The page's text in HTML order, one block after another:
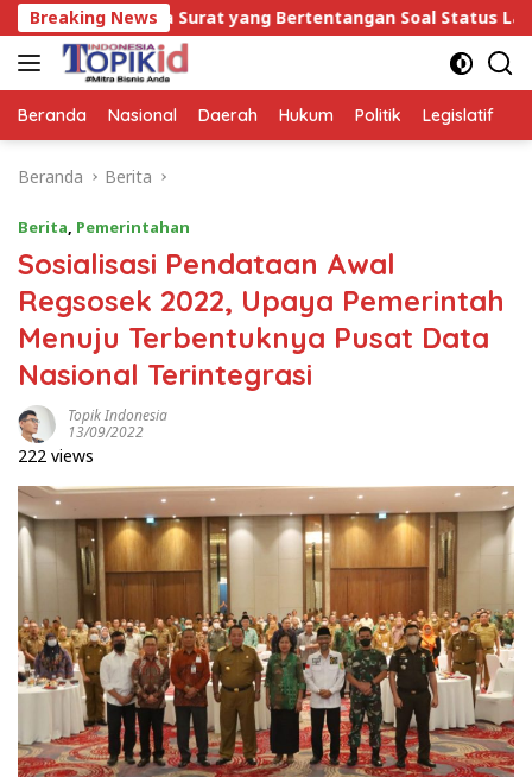
Langsung
ke
konten
Breaking News
Ada Surat yang Bertentangan Soal Status Lahan
Beranda Nasional Daerah Hukum Politik Legislatif
Beranda Berita
Berita, Pemerintahan
Sosialisasi Pendataan Awal
Regsosek 2022, Upaya Pemerintah
Menuju Terbentuknya Pusat Data
Nasional Terintegrasi
Topik Indonesia
13/09/2022
222 views